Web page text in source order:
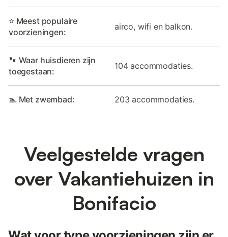
⭐ Meest populaire
voorzieningen:
airco, wifi en balkon.
🐾 Waar huisdieren zijn
toegestaan:
104 accommodaties.
🏊 Met zwembad: 203 accommodaties.
Veelgestelde vragen
over Vakantiehuizen in
Bonifacio